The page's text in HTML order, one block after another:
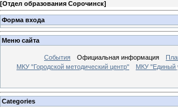
[Отдел образования Сорочинск]
Форма входа
Меню сайта
События Официальная информация
МКУ "Городской методический центр"
МКУ "Единый
Categories